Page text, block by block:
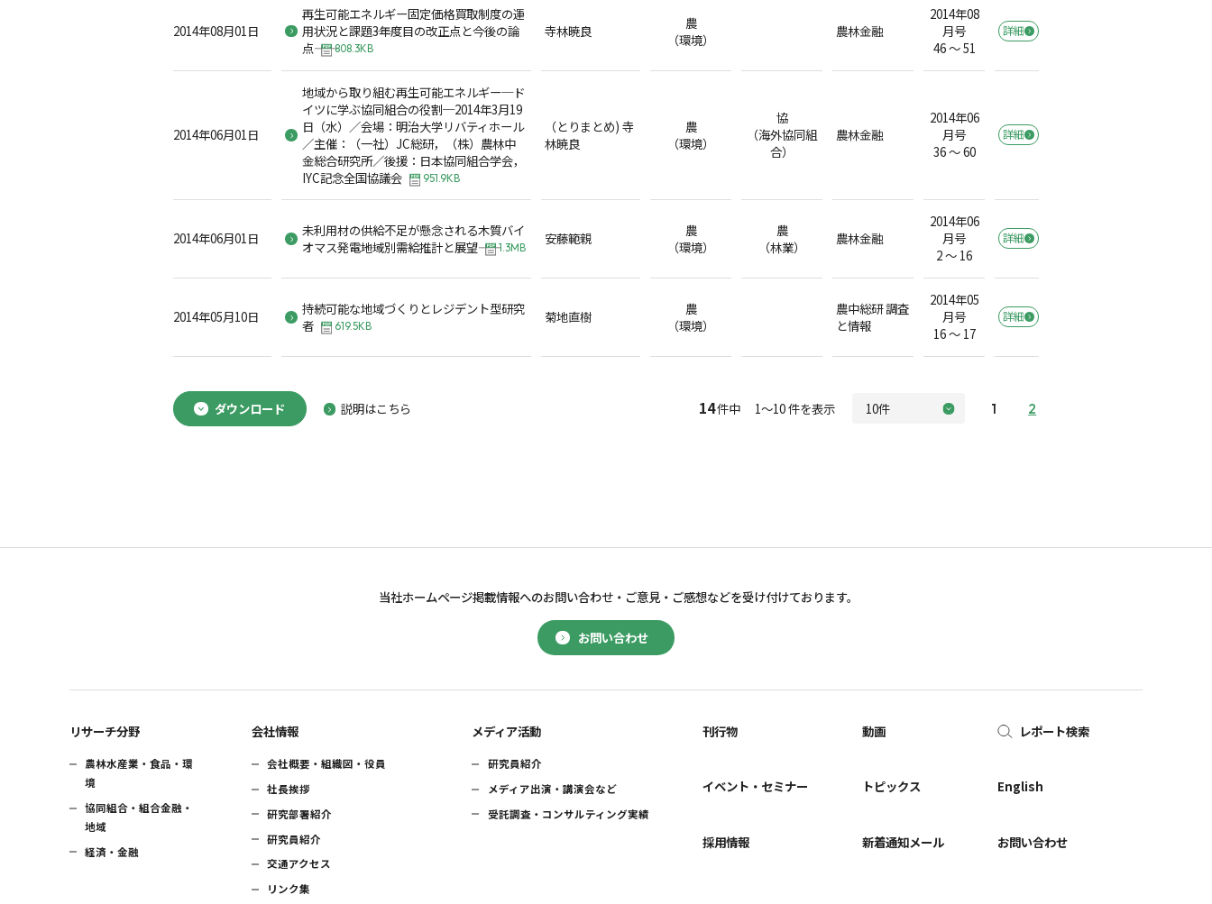
2014年08月01日
再生可能エネルギー固定価格買取制度の運
用状況と課題――3年度目の改正点と今後の論
点――
808.3KB
寺林暁良
農
（環境）
農林金融
2014年08
月号
46 ～ 51
詳細
2014年06月01日
地域から取り組む再生可能エネルギー─ド
イツに学ぶ協同組合の役割─2014年3月19
日（水）／会場：明治大学リバティホール
／主催：（一社）JC総研，（株）農林中
金総合研究所／後援：日本協同組合学会，
IYC記念全国協議会
951.9KB
（とりまとめ) 寺
林暁良
農
（環境）
協
（海外協同組
合）
農林金融
2014年06
月号
36 ～ 60
詳細
2014年06月01日
未利用材の供給不足が懸念される木質バイ
オマス発電――地域別需給推計と展望――
1.3MB
安藤範親
農
（環境）
農
（林業）
農林金融
2014年06
月号
2 ～ 16
詳細
2014年05月10日
持続可能な地域づくりとレジデント型研究
者
619.5KB
菊地直樹
農
（環境）
農中総研 調査
と情報
2014年05
月号
16 ～ 17
詳細
ダウンロード 説明はこちら 14件中 1～10 件を表示 1 2
お問い合わせ
当社ホームページ掲載情報へのお問い合わせ・ ご意見・ご感想などを受け付けております。
リサーチ分野
農林水産業・食品・環
境
協同組合・組合金融・
地域
経済・金融
会社情報
会社概要・組織図・役員
社長挨拶
研究部署紹介
研究員紹介
交通アクセス
リンク集
メディア活動
研究員紹介
メディア出演・講演会など
受託調査・コンサルティング実績
刊行物
イベント・セミナー
採用情報
動画
トピックス
新着通知メール
レポート検索
English
お問い合わせ